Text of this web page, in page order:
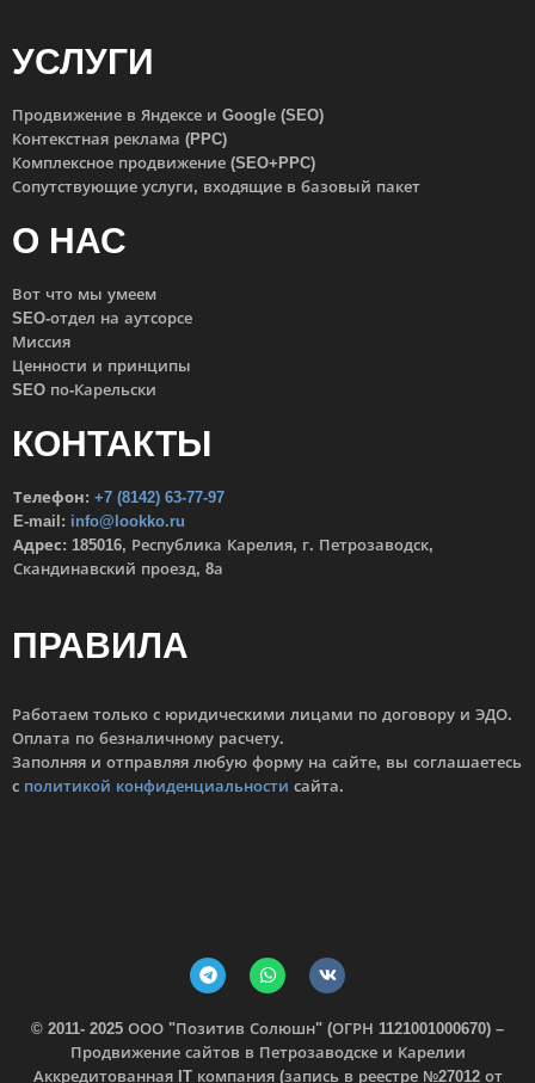
УСЛУГИ
Продвижение в Яндексе и Google (SEO)
Контекстная реклама (PPC)
Комплексное продвижение (SEO+PPC)
Сопутствующие услуги, входящие в базовый пакет
О НАС
Вот что мы умеем
SEO-отдел на аутсорсе
Миссия
Ценности и принципы
SEO по-Карельски
КОНТАКТЫ
Телефон: +7 (8142) 63-77-97
E-mail: info@lookko.ru
Адрес: 185016, Республика Карелия, г. Петрозаводск,
Скандинавский проезд, 8а
ПРАВИЛА
Работаем только с юридическими лицами по договору и ЭДО.
Оплата по безналичному расчету.
Заполняя и отправляя любую форму на сайте, вы соглашаетесь
с политикой конфиденциальности сайта.
© 2011- 2025 ООО "Позитив Солюшн" (ОГРН 1121001000670) –
Продвижение сайтов в Петрозаводске и Карелии
Аккредитованная IT компания (запись в реестре №27012 от